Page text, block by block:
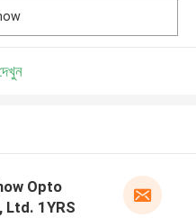
Opto
Ltd. 1YRS